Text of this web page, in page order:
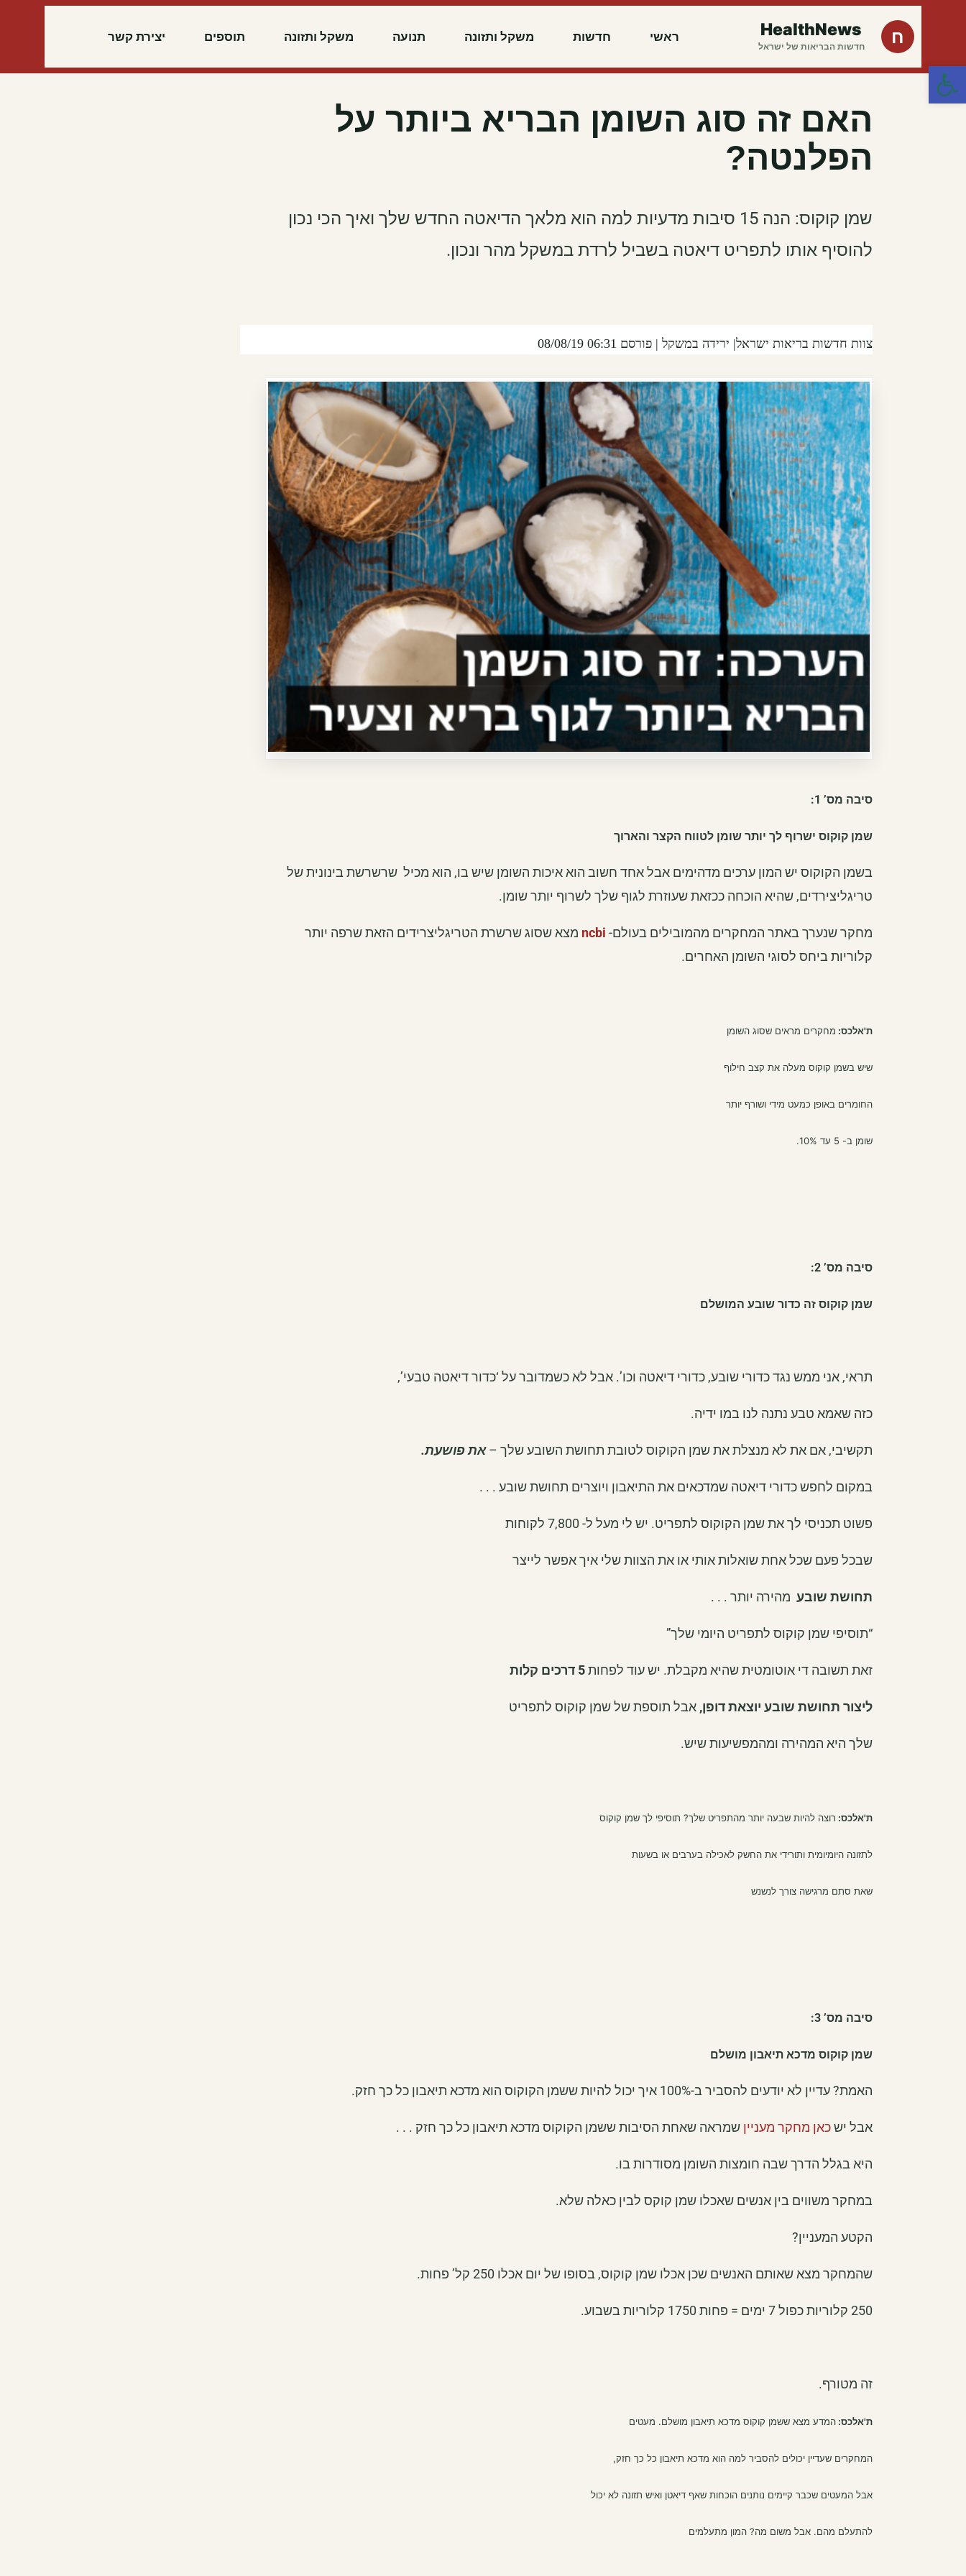
פתח סרגל נגישות
ראשי חדשות משקל ותזונה תנועה משקל ותזונה תוספים יצירת קשר ח HealthNews
חדשות הבריאות של ישראל
האם זה סוג השומן הבריא ביותר על
הפלנטה?
שמן קוקוס: הנה 15 סיבות מדעיות למה הוא מלאך הדיאטה החדש שלך ואיך הכי נכון
להוסיף אותו לתפריט דיאטה בשביל לרדת במשקל מהר ונכון.
צוות חדשות בריאות ישראל| ירידה במשקל | פורסם 08/08/19 06:31
סיבה מס’ 1:
שמן קוקוס ישרוף לך יותר שומן לטווח הקצר והארוך
בשמן הקוקוס יש המון ערכים מדהימים אבל אחד חשוב הוא איכות השומן שיש בו, הוא מכיל שרשרשת בינונית של
טריגליצירדים, שהיא הוכחה ככזאת שעוזרת לגוף שלך לשרוף יותר שומן.
מחקר שנערך באתר המחקרים מהמובילים בעולם- ncbi מצא שסוג שרשרת הטריגליצרידים הזאת שרפה יותר
קלוריות ביחס לסוגי השומן האחרים.
ת'אלכס: מחקרים מראים שסוג השומן
שיש בשמן קוקוס מעלה את קצב חילוף
החומרים באופן כמעט מידי ושורף יותר
שומן ב- 5 עד 10%.
סיבה מס’ 2:
שמן קוקוס זה כדור שובע המושלם
תראי, אני ממש נגד כדורי שובע, כדורי דיאטה וכו’. אבל לא כשמדובר על ‘כדור דיאטה טבעי’,
כזה שאמא טבע נתנה לנו במו ידיה.
תקשיבי, אם את לא מנצלת את שמן הקוקוס לטובת תחושת השובע שלך –את פושעת.
במקום לחפש כדורי דיאטה שמדכאים את התיאבון ויוצרים תחושת שובע . . .
פשוט תכניסי לך את שמן הקוקוס לתפריט. יש לי מעל ל- 7,800 לקוחות
שבכל פעם שכל אחת שואלות אותי או את הצוות שלי איך אפשר לייצר
תחושת שובע מהירה יותר . . .
“תוסיפי שמן קוקוס לתפריט היומי שלך”
זאת תשובה די אוטומטית שהיא מקבלת. יש עוד לפחות5 דרכים קלות
ליצור תחושת שובע יוצאת דופן, אבל תוספת של שמן קוקוס לתפריט
שלך היא המהירה ומהמפשיעות שיש.
ת'אלכס: רוצה להיות שבעה יותר מהתפריט שלך? תוסיפי לך שמן קוקוס
לתזונה היומיומית ותורידי את החשק לאכילה בערבים או בשעות
שאת סתם מרגישה צורך לנשנש
סיבה מס’ 3:
שמן קוקוס מדכא תיאבון מושלם
האמת? עדיין לא יודעים להסביר ב-100% איך יכול להיות ששמן הקוקוס הוא מדכא תיאבון כל כך חזק.
אבל ישכאן מחקר מעניין שמראה שאחת הסיבות ששמן הקוקוס מדכא תיאבון כל כך חזק . . .
היא בגלל הדרך שבה חומצות השומן מסודרות בו.
במחקר משווים בין אנשים שאכלו שמן קוקס לבין כאלה שלא.
הקטע המעניין?
שהמחקר מצא שאותם האנשים שכן אכלו שמן קוקוס, בסופו של יום אכלו 250 קל’ פחות.
250 קלוריות כפול 7 ימים = פחות 1750 קלוריות בשבוע.
זה מטורף.
ת'אלכס: המדע מצא ששמן קוקוס מדכא תיאבון מושלם. מעטים
המחקרים שעדיין יכולים להסביר למה הוא מדכא תיאבון כל כך חזק,
אבל המעטים שכבר קיימים נותנים הוכחות שאף דיאטן ואיש תזונה לא יכול
להתעלם מהם. אבל משום מה? המון מתעלמים